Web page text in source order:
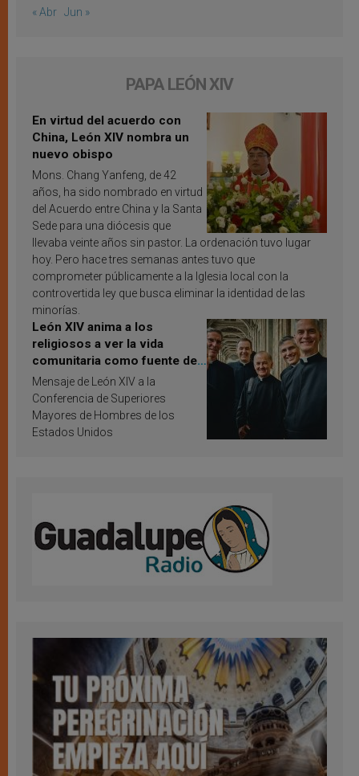
« Abr Jun »
PAPA LEÓN XIV
En virtud del acuerdo con
China, León XIV nombra un
nuevo obispo
Mons. Chang Yanfeng, de 42
años, ha sido nombrado en virtud
del Acuerdo entre China y la Santa
Sede para una diócesis que
llevaba veinte años sin pastor. La ordenación tuvo lugar
hoy. Pero hace tres semanas antes tuvo que
comprometer públicamente a la Iglesia local con la
controvertida ley que busca eliminar la identidad de las
minorías.
León XIV anima a los
religiosos a ver la vida
comunitaria como fuente de
inspiración y santificación
Mensaje de León XIV a la
Conferencia de Superiores
Mayores de Hombres de los
Estados Unidos